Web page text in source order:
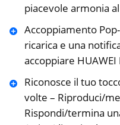
piacevole armonia
Accoppiamento
ricarica e una
accoppiare
Riconosce il tuo
volte – Riproduci/
Rispondi/termina